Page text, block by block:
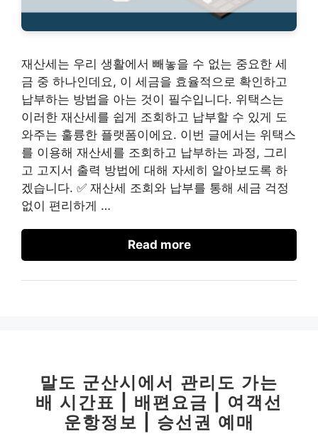
재산세는 우리 생활에서 빼놓을 수 없는 중요한 세
금 중 하나인데요, 이 세금을 효율적으로 확인하고
납부하는 방법을 아는 것이 필수입니다. 위택스는
이러한 재산세를 쉽게 조회하고 납부할 수 있게 도
와주는 훌륭한 플랫폼이에요. 이번 글에서는 위택스
를 이용해 재산세를 조회하고 납부하는 과정, 그리
고 고지서 출력 방법에 대해 자세히 알아보도록 하
겠습니다. ✅ 재산세 조회와 납부를 통해 세금 걱정
없이 편리하게 …
Read more
말도 군산시에서 관리도 가는
배 시간표 | 배편요금 | 여객선
운항정보 | 승선권 예매